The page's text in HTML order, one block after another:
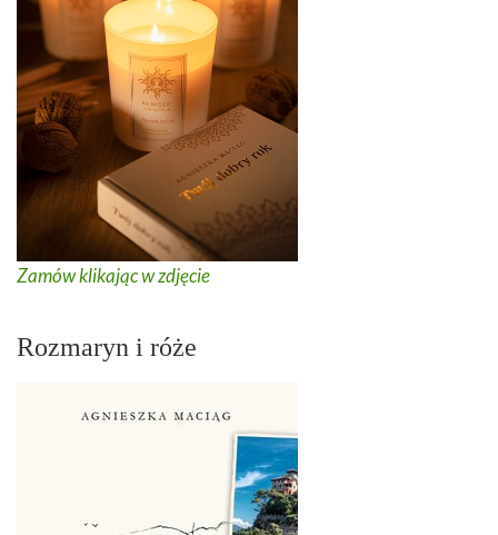
Zamów klikając w zdjęcie
Rozmaryn i róże